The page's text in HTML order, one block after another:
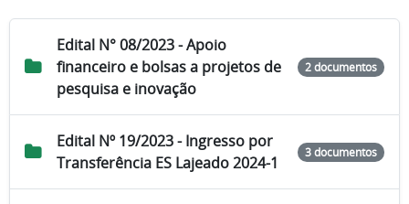
Edital N° 08/2023 - Apoio
financeiro e bolsas a projetos de
pesquisa e inovação
2 documentos
Edital Nº 19/2023 - Ingresso por
Transferência ES Lajeado 2024-1
3 documentos